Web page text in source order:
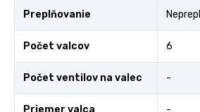
Preplňovanie
Počet valcov 6
Počet ventilov na valec -
Priemer valca -